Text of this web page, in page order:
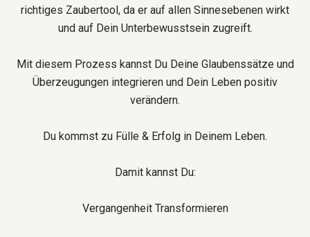
richtiges Zaubertool, da er auf allen Sinnesebenen wirkt
und auf Dein Unterbewusstsein zugreift.
Mit diesem Prozess kannst Du Deine Glaubenssätze und
Überzeugungen integrieren und Dein Leben positiv
verändern.
Du kommst zu Fülle & Erfolg in Deinem Leben.
Damit kannst Du:
Vergangenheit Transformieren